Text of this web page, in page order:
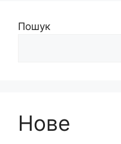
Пошук
Нове